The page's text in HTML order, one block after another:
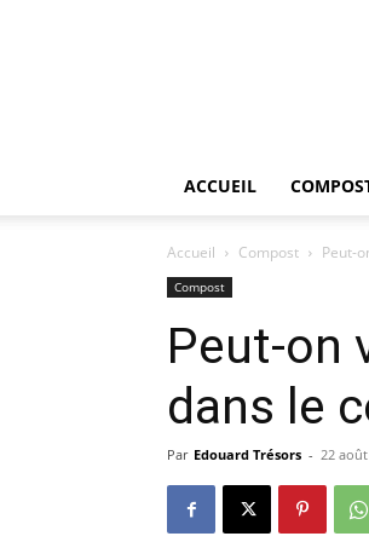
ACCUEIL
Accueil Compost Peut-
Compost
Peut-on
dans le
Par Edouard Trésors - 22